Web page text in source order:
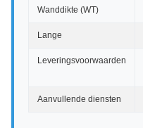
Wanddikte (WT)
Lange
Leveringsvoorwaarden
Aanvullende diensten